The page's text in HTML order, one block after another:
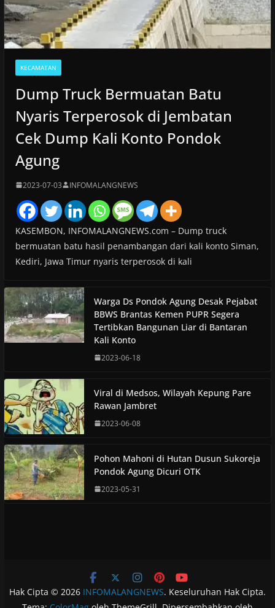
KECAMATAN
Dump Truck Bermuatan Batu
Nyaris Terperosok di Jembatan
Cek Dump Kali Konto Pondok
Agung
2023-07-03 INFOMALANGNEWS
KASEMBON, INFOMALANGNEWS.com – Dump truck
bermuatan batu hasil penambangan dari kali konto Siman,
Kediri, Jawa Timur nyaris terperosok di kali
Warga Ds Pondok Agung Desak Pejabat
BBWS Brantas Kemen PUPR Segera
Tertibkan Bangunan Liar di Bantaran
Kali Konto
2023-06-18
Viral di Medsos, Wilayah Kepung Pare
Rawan Jambret
2023-06-08
Pohon Mahoni di Hutan Dusun Sukoreja
Pondok Agung Dicuri OTK
2023-05-31
Hak Cipta © 2026 INFOMALANGNEWS. Keseluruhan Hak Cipta.